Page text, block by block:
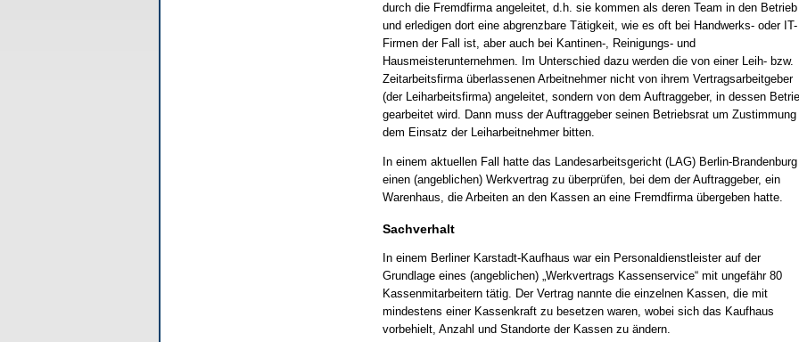
durch die Fremdfirma angeleitet, d.h. sie kommen als deren Team in den Betrieb
und erledigen dort eine abgrenzbare Tätigkeit, wie es oft bei Handwerks- oder IT-
Firmen der Fall ist, aber auch bei Kantinen-, Reinigungs- und
Hausmeisterunternehmen. Im Unterschied dazu werden die von einer Leih- bzw.
Zeitarbeitsfirma überlassenen Arbeitnehmer nicht von ihrem Vertragsarbeitgeber
(der Leiharbeitsfirma) angeleitet, sondern von dem Auftraggeber, in dessen
gearbeitet wird. Dann muss der Auftraggeber seinen Betriebsrat um Zustimmung
dem Einsatz der Leiharbeitnehmer bitten.
In einem aktuellen Fall hatte das Landesarbeitsgericht (LAG) Berlin-Brandenburg
einen (angeblichen) Werkvertrag zu überprüfen, bei dem der Auftraggeber, ein
Warenhaus, die Arbeiten an den Kassen an eine Fremdfirma übergeben hatte.
Sachverhalt
In einem Berliner Karstadt-Kaufhaus war ein Personaldienstleister auf der
Grundlage eines (angeblichen) „Werkvertrags Kassenservice“ mit ungefähr 80
Kassenmitarbeitern tätig. Der Vertrag nannte die einzelnen Kassen, die mit
mindestens einer Kassenkraft zu besetzen waren, wobei sich das Kaufhaus
vorbehielt, Anzahl und Standorte der Kassen zu ändern.